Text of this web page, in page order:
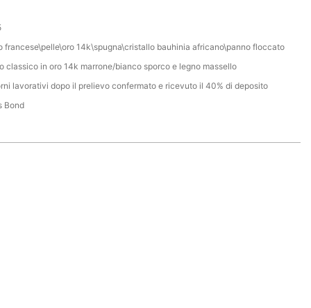
francese\pelle\oro 14k\spugna\cristallo bauhinia africano\panno floccato
classico in oro 14k marrone/bianco sporco e legno massello
lavorativi dopo il prelievo confermato e ricevuto il 40% di deposito
Bond